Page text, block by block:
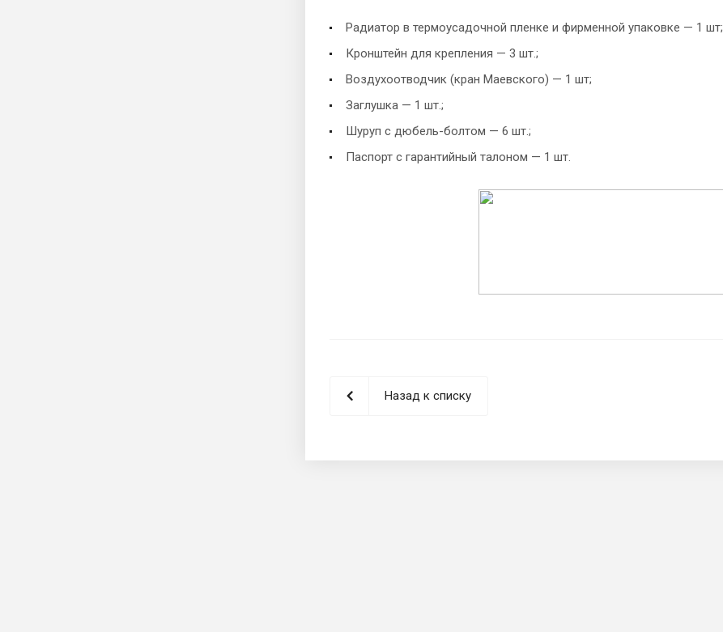
Радиатор в термоусадочной пленке и фирменной упаковке — 1 шт;
Кронштейн для крепления — 3 шт.;
Воздухоотводчик (кран Маевского) — 1 шт;
Заглушка — 1 шт.;
Шуруп с дюбель-болтом — 6 шт.;
Паспорт с гарантийный талоном — 1 шт.
Назад к списку